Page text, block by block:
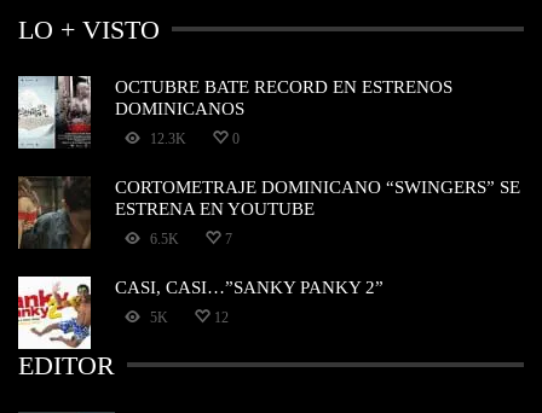
LO + VISTO
OCTUBRE BATE RECORD EN ESTRENOS
DOMINICANOS
12.3K 0
CORTOMETRAJE DOMINICANO “SWINGERS” SE
ESTRENA EN YOUTUBE
6.5K 7
CASI, CASI…”SANKY PANKY 2”
5K 12
EDITOR